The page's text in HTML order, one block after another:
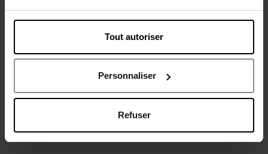
Tout autoriser
Personnaliser
Refuser
Description
Caractéristiques